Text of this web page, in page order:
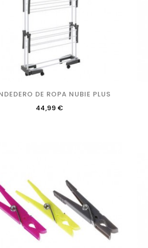
DE ROPA NUBIE PLUS
Precio
44,99 €